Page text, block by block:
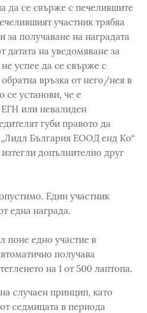
да се свърже с печелившите
участник трябва
за получаване на наградата
датата на уведомяване за
успее да се свърже с
връзка от него/нея в
се установи, че е
или невалиден
губи правото да
„Лидл България ЕООД енд Ко“
допълнително друг
Един участник
една награда.
поне едно участие в
получава
на 1 от 500 лаптопа.
случаен принцип, като
седмицата в периода